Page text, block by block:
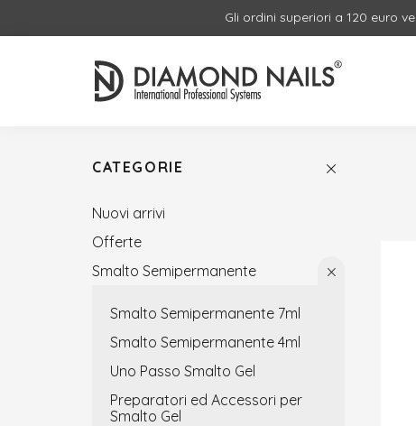
Gli ordini superiori a 120 euro
CATEGORIE
Nuovi arrivi
Offerte
Smalto Semipermanente
Smalto Semipermanente 7ml
Smalto Semipermanente 4ml
Uno Passo Smalto Gel
Preparatori ed Accessori per
Smalto Gel